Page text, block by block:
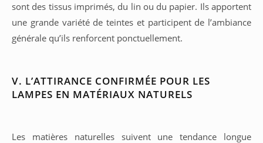
sont des tissus imprimés, du lin ou du papier. Ils apportent
une grande variété de teintes et participent de l’ambiance
générale qu’ils renforcent ponctuellement.
V. L’ATTIRANCE CONFIRMÉE POUR LES
LAMPES EN MATÉRIAUX NATURELS
Les matières naturelles suivent une tendance longue